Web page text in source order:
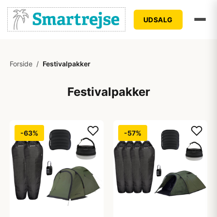
UDSALG
Forside / Festivalpakker
Festivalpakker
-63% -57%